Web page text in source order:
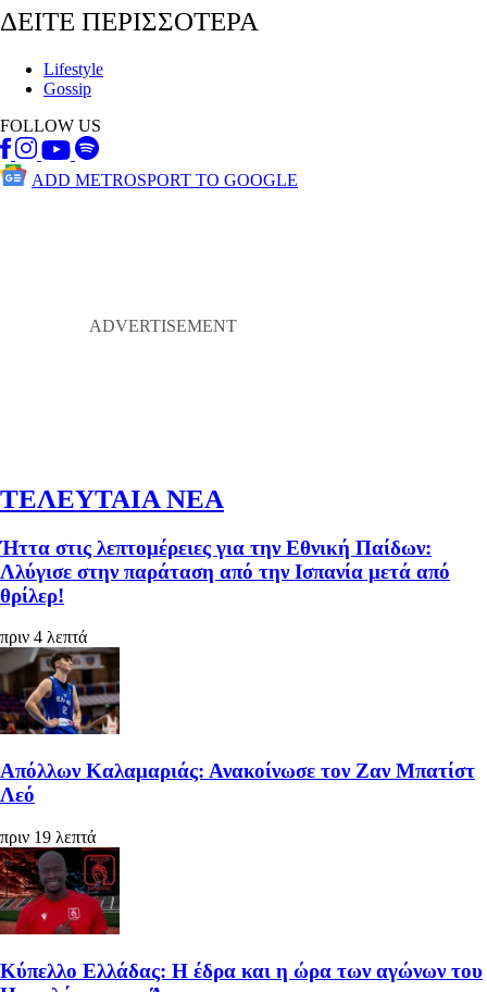
ΔΕΙΤΕ ΠΕΡΙΣΣΟΤΕΡΑ
Lifestyle
Gossip
FOLLOW US
ADD METROSPORT TO GOOGLE
ΤΕΛΕΥΤΑΙΑ ΝΕΑ
Ήττα στις λεπτομέρειες για την Εθνική Παίδων:
Λλύγισε στην παράταση από την Ισπανία μετά από
θρίλερ!
πριν 4 λεπτά
Απόλλων Καλαμαριάς: Ανακοίνωσε τον Ζαν Μπατίστ
Λεό
πριν 19 λεπτά
Κύπελλο Ελλάδας: Η έδρα και η ώρα των αγώνων του